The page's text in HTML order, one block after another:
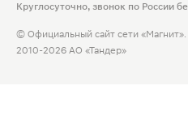
Круглосуточно, звонок по России
© Официальный сайт сети «Магнит».
2010-2026 АО «Тандер»